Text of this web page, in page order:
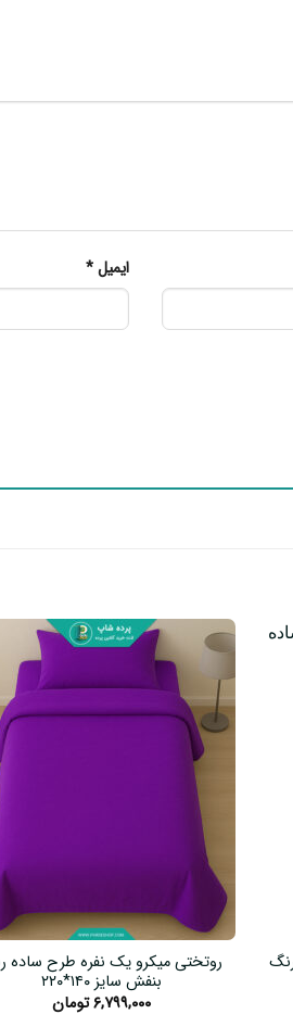
ایمیل*
روتختی میکرو یک نفره طرح ساده
بنفش سایز ۱۴۰*۲۲۰
۶,۷۹۹,۰۰۰تومان